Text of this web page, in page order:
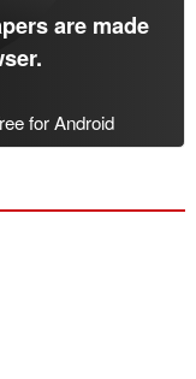
are made
.
for Android